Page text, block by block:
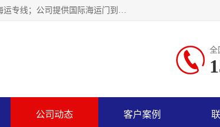
广州乐风国际货运代理有限公司主要从事：义乌新加坡物流、广州到菲律宾拼箱、义乌新加坡海运专线；公司提供国际海运门到门一条龙服务，目前开通的国际海运线路有：澳大利亚国际海运双清到门、美国国际海运双清到门、加拿大国际海运双清到门、新西兰国际海运双清到门等等。以上线路，客户的无论是发小散货拼箱或者包柜发运，我们均可以提供一条龙到门服务，乐风公司有着8年的国际货运到门经验。
全
公司动态 客户案例